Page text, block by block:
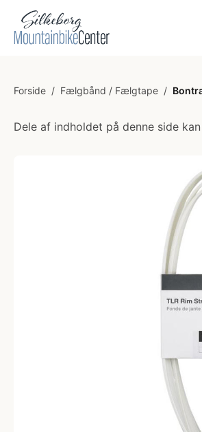
Forside / Fælgbånd / Fælgtape /
Dele af indholdet på denne side